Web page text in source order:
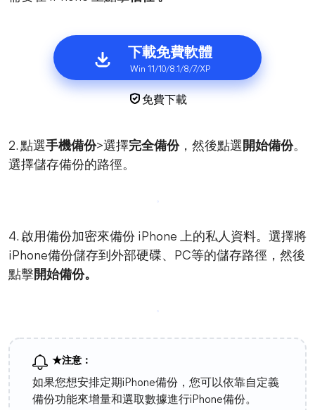
下載免費軟體
Win 11/10/8.1/8/7/XP
免費下載
2. 點選手機備份>選擇完全備份，然後點選 開始備份。
選擇儲存備份的路徑。
4. 啟用備份加密來備份 iPhone 上的私人資料。選擇將
iPhone備份儲存到外部硬碟、PC等的儲存路徑，然後
點擊開始備份。
★注意：
如果您想安排定期iPhone備份，您可以依靠自定義
備份功能來增量和選取數據進行iPhone備份。